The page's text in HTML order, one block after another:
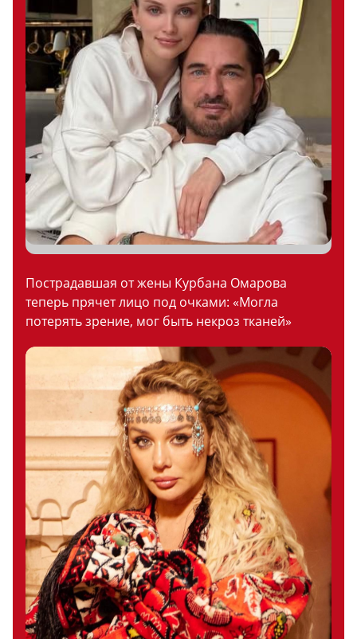
Пострадавшая от жены Курбана Омарова
теперь прячет лицо под очками: «Могла
потерять зрение, мог быть некроз тканей»